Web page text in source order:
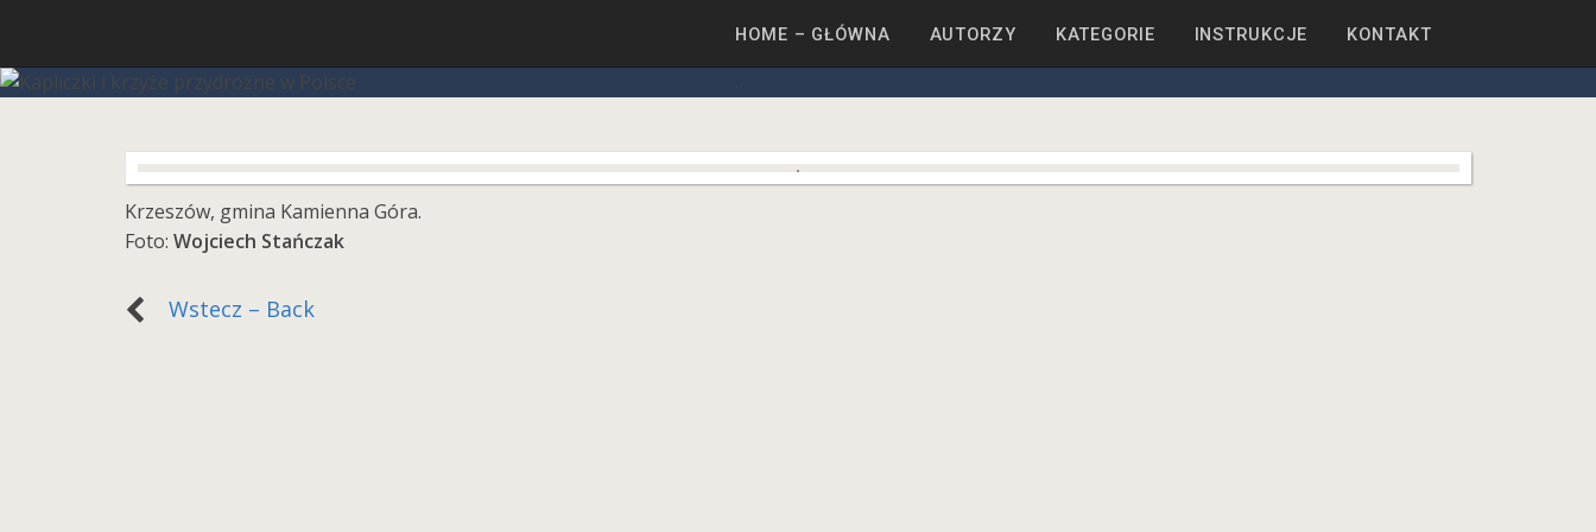
HOME – GŁÓWNA AUTORZY KATEGORIE INSTRUKCJE KONTAKT
Krzeszów, gmina Kamienna Góra.
Foto: Wojciech Stańczak
Wstecz – Back